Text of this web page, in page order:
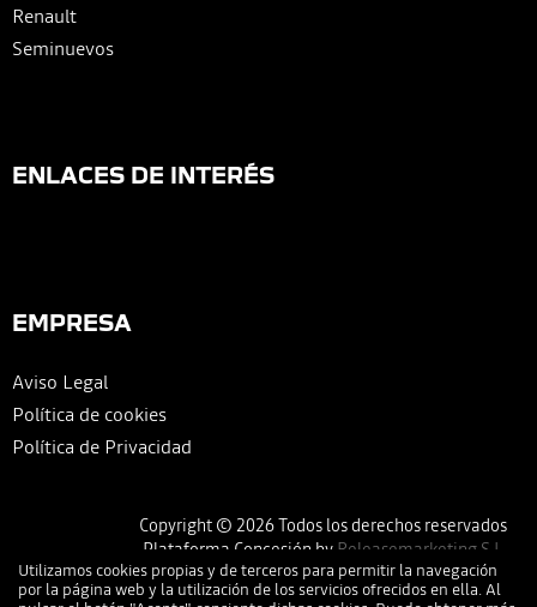
Utilizamos cookies propias y de terceros para permitir la navegación
por la página web y la utilización de los servicios ofrecidos en ella. Al
Renault
Seminuevos
ENLACES DE INTERÉS
EMPRESA
Aviso Legal
Política de cookies
Política de Privacidad
Copyright © 2026 Todos los derechos reservados
Plataforma Concesión by Releasemarketing S.L.